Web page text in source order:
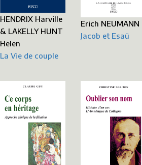
HENDRIX Harville
& LAKELLY HUNT
Helen
La Vie de couple
Erich NEUMANN
Jacob et Esaü